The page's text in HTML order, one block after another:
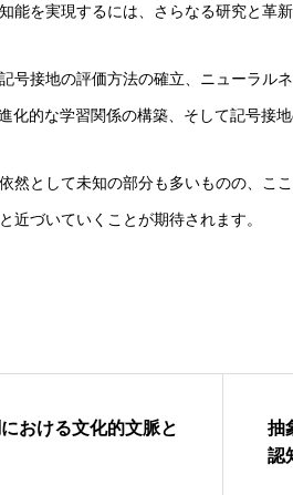
能を実現するには、さらなる研究と革
号接地の評価方法の確立、ニューラル
化的な学習関係の構築、そして記号接
然として未知の部分も多いものの、こ
近づいていくことが期待されます。
おける文化的文脈と
抽
認